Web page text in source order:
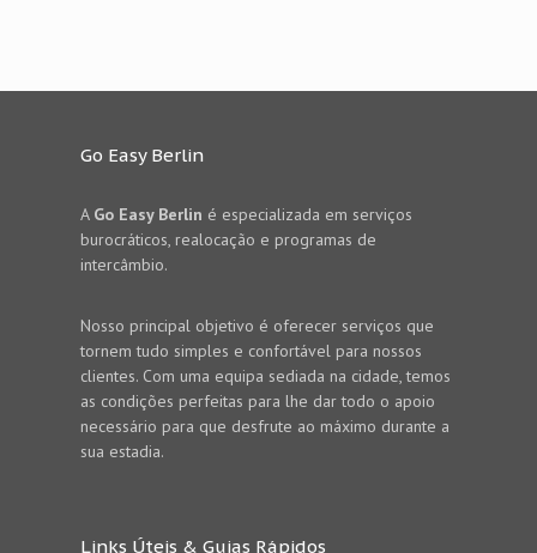
Go Easy Berlin
A Go Easy Berlin é especializada em serviços
burocráticos, realocação e programas de
intercâmbio.
Nosso principal objetivo é oferecer serviços que
tornem tudo simples e confortável para nossos
clientes. Com uma equipa sediada na cidade, temos
as condições perfeitas para lhe dar todo o apoio
necessário para que desfrute ao máximo durante a
sua estadia.
Links Úteis & Guias Rápidos